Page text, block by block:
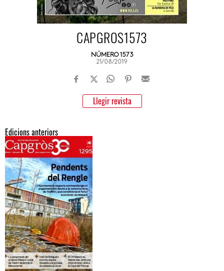
CAPGROS1573
NÚMERO 1573
21/08/2019
Llegir revista
Edicions anteriors